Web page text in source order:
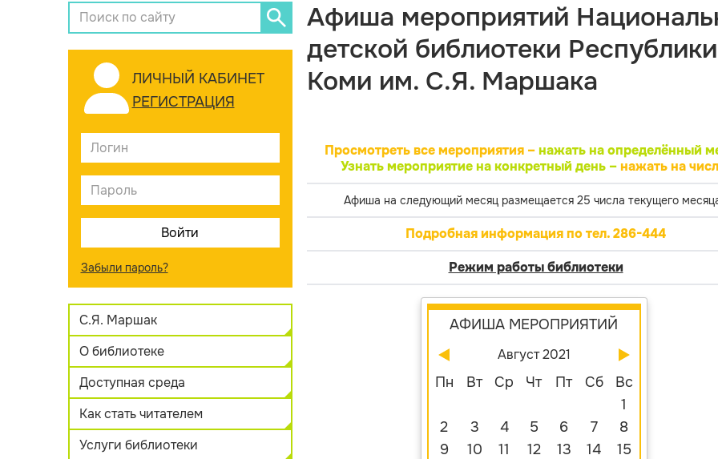
ЛИЧНЫЙ КАБИНЕТ
РЕГИСТРАЦИЯ
Забыли пароль?
С.Я. Маршак
О библиотеке
Доступная среда
Как стать читателем
Услуги библиотеки
Афиша мероприятий
детской библиотеки Республики
Коми им. С.Я. Маршака
Просмотреть все мероприятия – нажать на определённый
Узнать мероприятие на конкретный день –нажать на
Афиша на следующий месяц размещается 25 числа текущего
Подробная информация по тел. 286-444
Режим работы библиотеки
АФИША МЕРОПРИЯТИЙ
Август 2021
Пн Вт Ср Чт Пт Сб
Вс
1
2
3 4 5 6 7
8
9
10 11 12 13 14
15